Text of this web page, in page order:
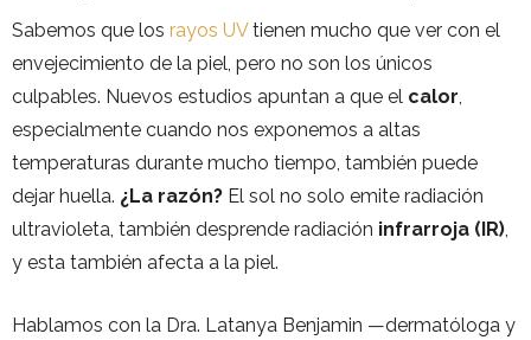
Sabemos que los rayos UVtienen mucho que ver con el
envejecimiento de la piel, pero no son los únicos
culpables. Nuevos estudios apuntan a que el calor
especialmente cuando nos exponemos a altas
temperaturas durante mucho tiempo, también puede
dejar huella. ¿La razón? El sol no solo emite radiación
ultravioleta, también desprende radiación infrarroja (IR)
y esta también afecta a la piel.
Hablamos con la Dra. Latanya Benjamin —dermatóloga y